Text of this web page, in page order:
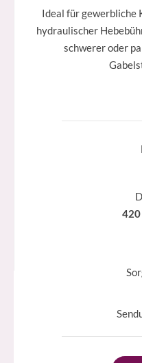
Ideal für gewerbliche
hydraulischer
schwerer oder
420